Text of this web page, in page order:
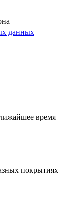
данных
время
покрытиях